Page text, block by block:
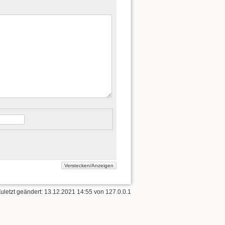
geändert: 13.12.2021 14:55 von 127.0.0.1